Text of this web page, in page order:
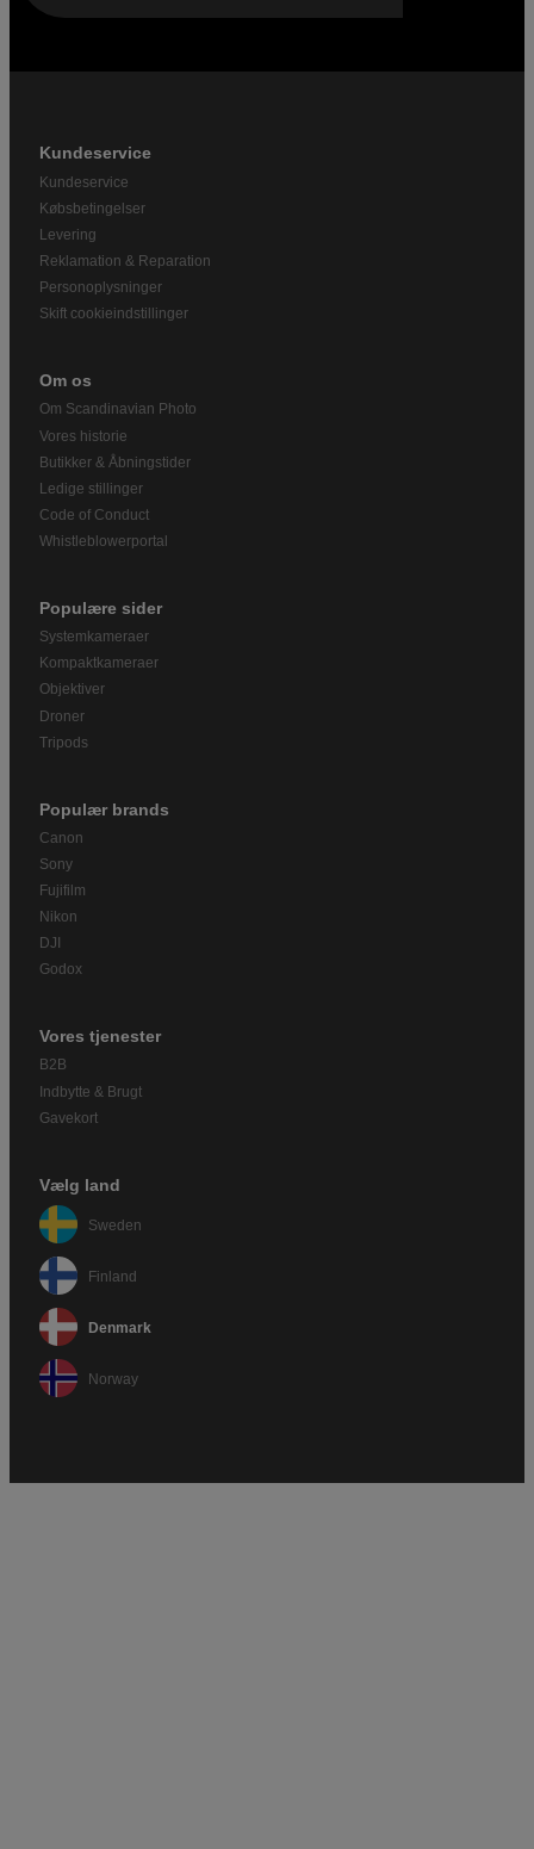
Kundeservice
Kundeservice
Købsbetingelser
Levering
Reklamation & Reparation
Personoplysninger
Skift cookieindstillinger
Om os
Om Scandinavian Photo
Vores historie
Butikker & Åbningstider
Ledige stillinger
Code of Conduct
Whistleblowerportal
Populære sider
Systemkameraer
Kompaktkameraer
Objektiver
Droner
Tripods
Populær brands
Canon
Sony
Fujifilm
Nikon
DJI
Godox
Vores tjenester
B2B
Indbytte & Brugt
Gavekort
Vælg land
Sweden
Finland
Denmark
Norway